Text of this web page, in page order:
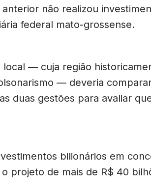
não realizou
federal mato-grossense.
— cuja região
— deveria
duas gestões para avaliar
bilionários em
projeto de mais de R$ 40